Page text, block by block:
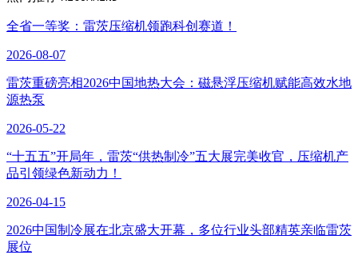
全省一等奖：雷茨压缩机领跑科创赛道！
2026-08-07
雷茨重磅亮相2026中国地热大会：磁悬浮压缩机赋能高效水地
源热泵
2026-05-22
“十五五”开局年，雷茨“供热制冷”五大展完美收官，压缩机产
品引领绿色新动力！
2026-04-15
2026中国制冷展在北京盛大开幕，多位行业头部精英亲临雷茨
展位